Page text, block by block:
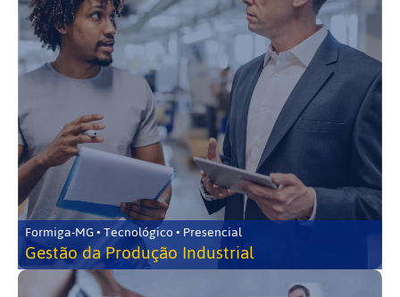
Formiga-MG • Tecnológico • Presencial
Gestão da Produção Industrial